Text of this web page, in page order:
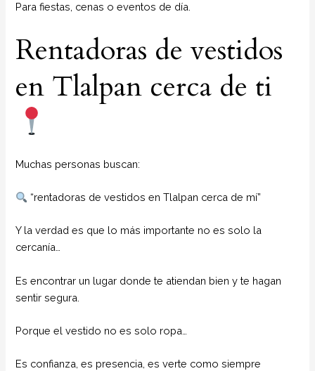
Para fiestas, cenas o eventos de día.
Rentadoras de vestidos
en Tlalpan cerca de ti
Muchas personas buscan:
“rentadoras de vestidos en Tlalpan cerca de mí”
Y la verdad es que lo más importante no es solo la
cercanía…
Es encontrar un lugar donde te atiendan bien y te hagan
sentir segura.
Porque el vestido no es solo ropa…
Es confianza, es presencia, es verte como siempre